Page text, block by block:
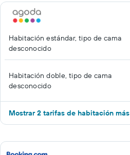
Habitación estándar, tipo de cama
desconocido
Habitación doble, tipo de cama
desconocido
Mostrar 2 tarifas de habitación más